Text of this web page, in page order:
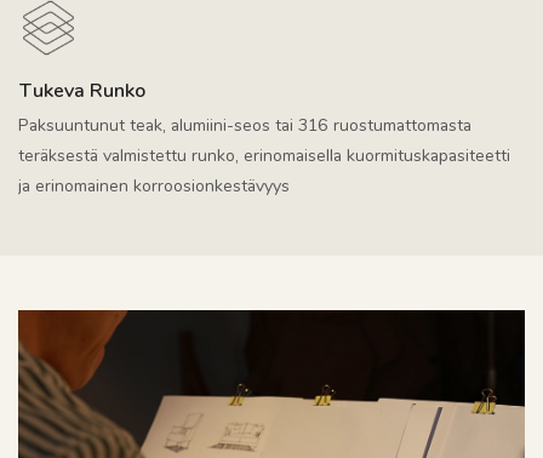
Tukeva Runko
Paksuuntunut teak, alumiini-seos tai 316 ruostumattomasta
teräksestä valmistettu runko, erinomaisella kuormituskapasiteetti
ja erinomainen korroosionkestävyys